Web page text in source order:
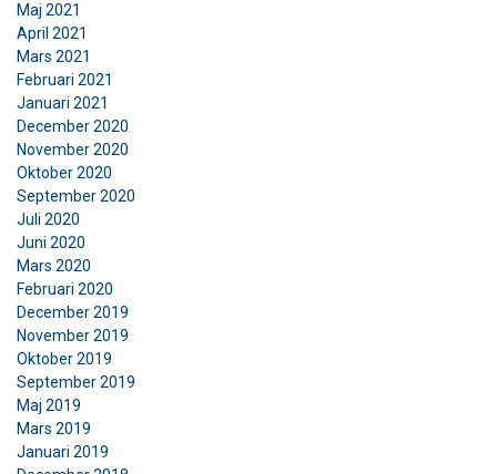
Maj 2021
April 2021
Mars 2021
Februari 2021
Januari 2021
December 2020
November 2020
Oktober 2020
September 2020
Juli 2020
Juni 2020
Mars 2020
Februari 2020
December 2019
November 2019
Oktober 2019
September 2019
Maj 2019
Mars 2019
Januari 2019
VISA DETALJER